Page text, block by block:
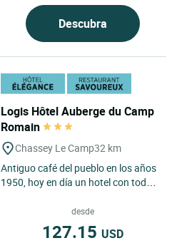
Descubra
Logis Hôtel Auberge du Camp
Romain
Chassey Le Camp32 km
Antiguo café del pueblo en los años
1950, hoy en día un hotel con todo
desde
127.15 USD